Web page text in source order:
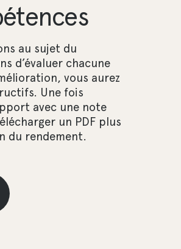
au sujet du
d’évaluer chacune
vous aurez
Une fois
avec une note
un PDF plus
du rendement.